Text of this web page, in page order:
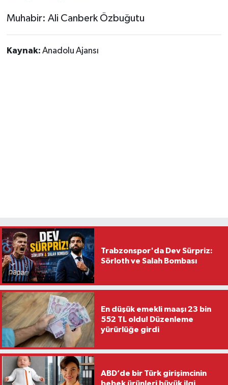
Muhabir: Ali Canberk Özbuğutu
Kaynak: Anadolu Ajansı
Trabzonspor'da Dev Sürpriz:
Sörloth ve Salah Bombası
En düşük emekli maaşı 23 bin
552 TL oldu! Düzenleme
yürürlüğe girdi
ABD’de bir Türk girişimcinin
bebek ürünleri büyük ilgi